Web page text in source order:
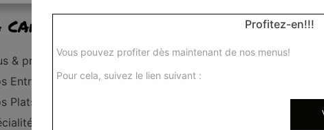
& promos
Entrées
Plats Composer
vapeur
Profitez-en!!!
Vous pouvez profiter dès maintenant de nos menus!
Pour cela, suivez le lien suivant :